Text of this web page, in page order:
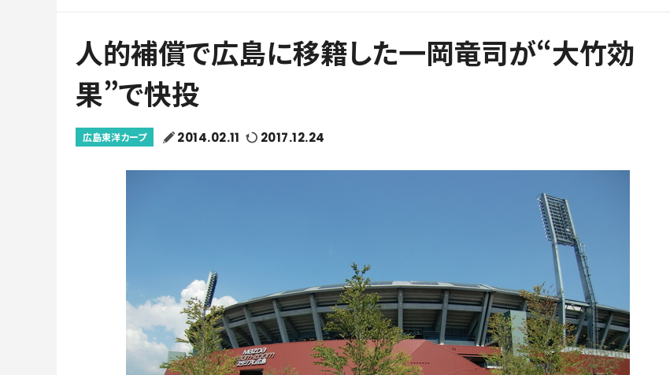
人的補償で広島に移籍した一岡竜司が“大竹効
果”で快投
広島東洋カープ 2014.02.11 2017.12.24